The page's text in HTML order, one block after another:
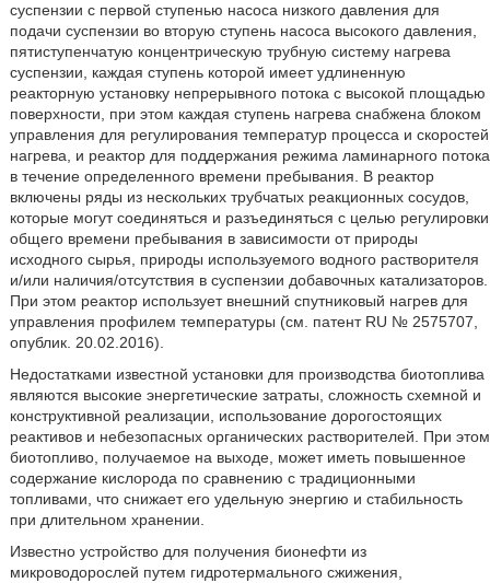
суспензии с первой ступенью насоса низкого давления для
подачи суспензии во вторую ступень насоса высокого давления,
пятиступенчатую концентрическую трубную систему нагрева
суспензии, каждая ступень которой имеет удлиненную
реакторную установку непрерывного потока с высокой площадью
поверхности, при этом каждая ступень нагрева снабжена блоком
управления для регулирования температур процесса и скоростей
нагрева, и реактор для поддержания режима ламинарного потока
в течение определенного времени пребывания. В реактор
включены ряды из нескольких трубчатых реакционных сосудов,
которые могут соединяться и разъединяться с целью регулировки
общего времени пребывания в зависимости от природы
исходного сырья, природы используемого водного растворителя
и/или наличия/отсутствия в суспензии добавочных катализаторов.
При этом реактор использует внешний спутниковый нагрев для
управления профилем температуры (см. патент RU № 2575707,
опублик. 20.02.2016).
Недостатками известной установки для производства биотоплива
являются высокие энергетические затраты, сложность схемной и
конструктивной реализации, использование дорогостоящих
реактивов и небезопасных органических растворителей. При этом
биотопливо, получаемое на выходе, может иметь повышенное
содержание кислорода по сравнению с традиционными
топливами, что снижает его удельную энергию и стабильность
при длительном хранении.
Известно устройство для получения бионефти из
микроводорослей путем гидротермального сжижения,